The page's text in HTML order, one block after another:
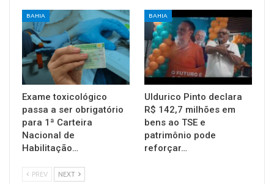
BAHIA
Exame toxicológico
passa a ser obrigatório
para 1ª Carteira
Nacional de
Habilitação…
BAHIA
Uldurico Pinto declara
R$ 142,7 milhões em
bens ao TSE e
patrimônio pode
reforçar…
PREV NEXT